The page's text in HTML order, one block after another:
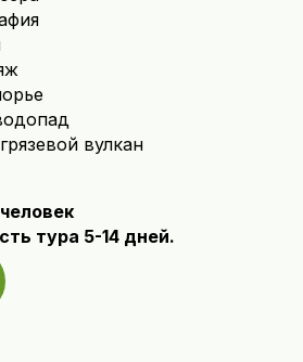
вулкан
тура 5-14 дней.